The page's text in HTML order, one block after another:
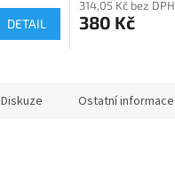
DETAIL
314,05 Kč bez DPH
380 Kč
Diskuze Ostatní informace